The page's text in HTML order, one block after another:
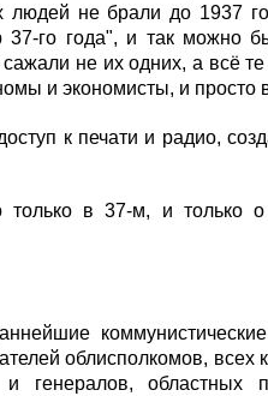
людей не брали до 1937
го года", и так можно
не их одних, а всё
и экономисты, и просто
к печати и радио,
только в 37-м, и только
облисполкомов,
областных